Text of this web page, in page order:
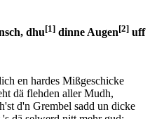
dhu[1] dinne Augen[2] uff
en hardes Mißgeschicke
dä flehden aller Mudh,
d'n Grembel sadd un dicke